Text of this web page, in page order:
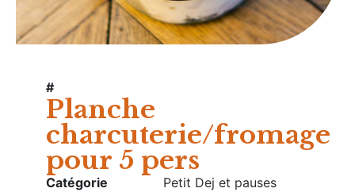
#
Planche
charcuterie/fromage
pour 5 pers
Catégorie
Petit Dej et pauses